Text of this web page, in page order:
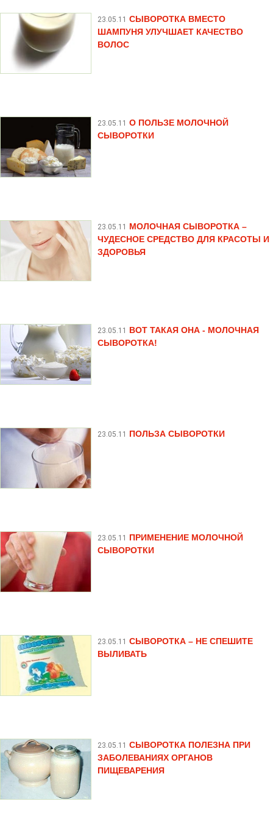
23.05.11 СЫВОРОТКА ВМЕСТО
ШАМПУНЯ УЛУЧШАЕТ КАЧЕСТВО
ВОЛОС
23.05.11 О ПОЛЬЗЕ МОЛОЧНОЙ
СЫВОРОТКИ
23.05.11 МОЛОЧНАЯ СЫВОРОТКА –
ЧУДЕСНОЕ СРЕДСТВО ДЛЯ КРАСОТЫ И
ЗДОРОВЬЯ
23.05.11 ВОТ ТАКАЯ ОНА - МОЛОЧНАЯ
СЫВОРОТКА!
23.05.11 ПОЛЬЗА СЫВОРОТКИ
23.05.11 ПРИМЕНЕНИЕ МОЛОЧНОЙ
СЫВОРОТКИ
23.05.11 СЫВОРОТКА – НЕ СПЕШИТЕ
ВЫЛИВАТЬ
23.05.11 СЫВОРОТКА ПОЛЕЗНА ПРИ
ЗАБОЛЕВАНИЯХ ОРГАНОВ
ПИЩЕВАРЕНИЯ